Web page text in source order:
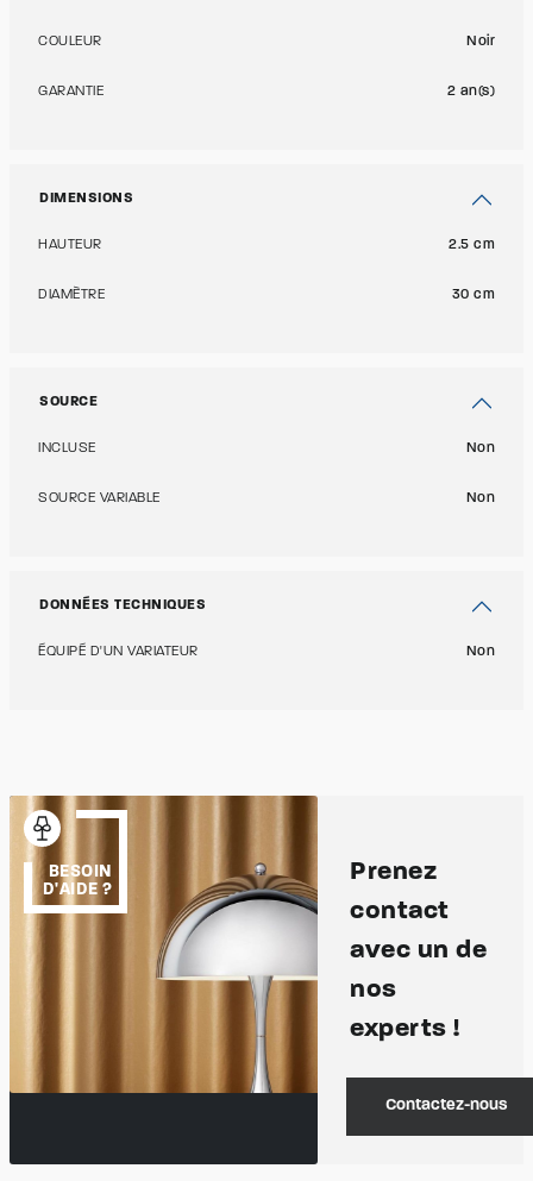
COULEUR Noir
GARANTIE 2 an(s)
DIMENSIONS
HAUTEUR 2.5 cm
DIAMÈTRE 30 cm
SOURCE
INCLUSE Non
SOURCE VARIABLE Non
DONNÉES TECHNIQUES
ÉQUIPÉ D'UN VARIATEUR Non
BESOIN
D'AIDE ?
Prenez
contact
avec un de
nos
experts !
Contactez-nous